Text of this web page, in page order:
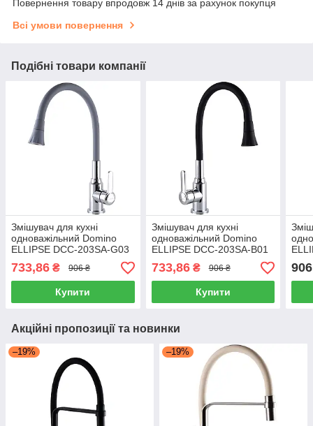
Повернення товару впродовж 14 днів за рахунок покупця
Всі умови повернення
Подібні товари компанії
Змішувач для кухні
одноважільний Domino
ELLIPSE DCC-203SA-G03
рефлекторний,
силіконовий, сірий
733,86 ₴ 906 ₴
Купити
Змішувач для кухні
одноважільний Domino
ELLIPSE DCC-203SA-B01
рефлекторний,
силіконовий, чорний
733,86₴ 906 ₴
Купити
906
Акційні пропозиції та новинки
–19% –19%